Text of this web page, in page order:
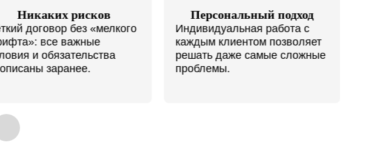
Персональный подход
Индивидуальная работа с
каждым клиентом позволяет
решать даже самые сложные
проблемы.
Справедливая стоимость с
гарантиями качества
Гибкая ценовая политика,
несколько вариантов оплаты.